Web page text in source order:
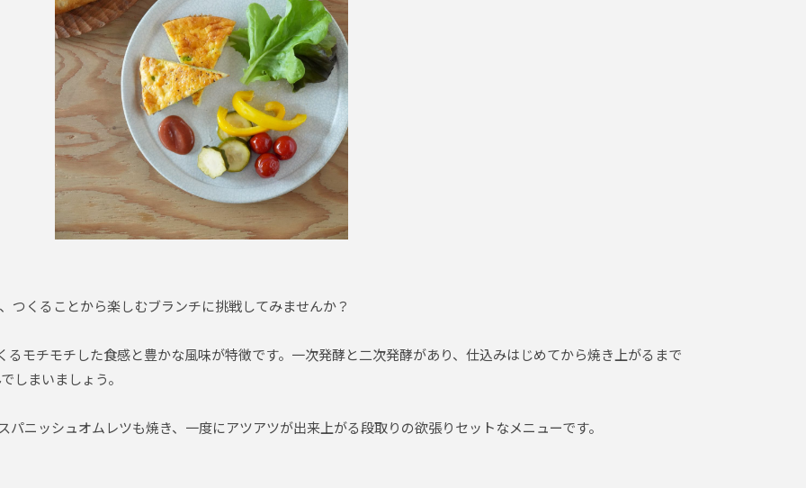
つくることから楽しむブランチに挑戦してみませんか？
モチモチした食感と豊かな風味が特徴です。一次発酵と二次発酵があり、仕込みはじめてから焼き上がるまで
しまいましょう。
ニッシュオムレツも焼き、一度にアツアツが出来上がる段取りの欲張りセットなメニューです。